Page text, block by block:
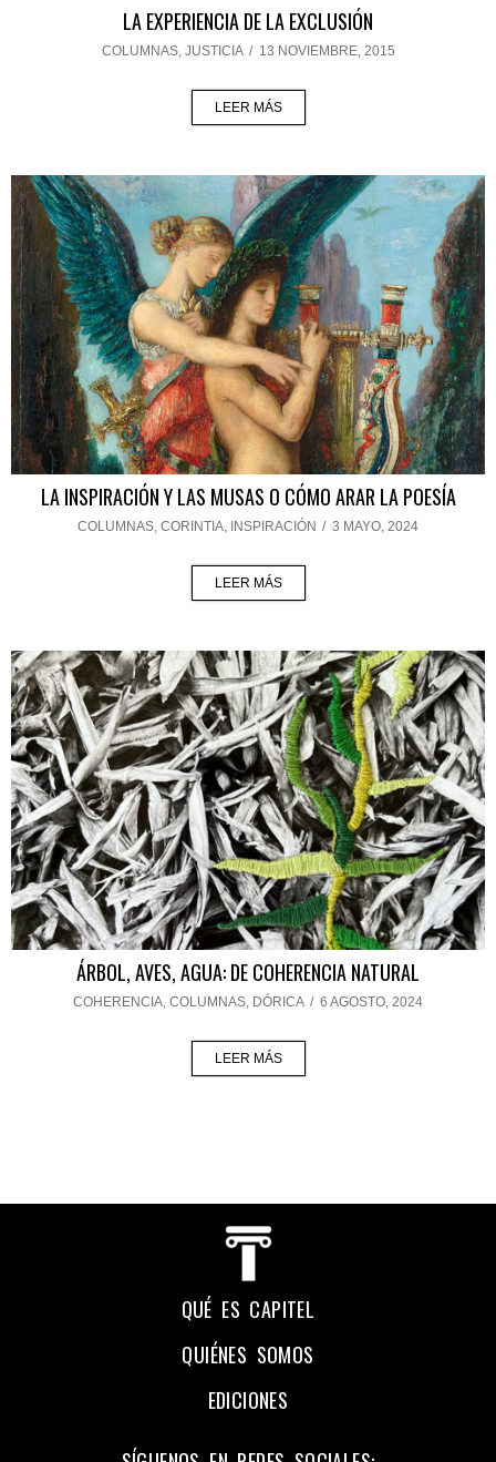
LA EXPERIENCIA DE LA EXCLUSIÓN
COLUMNAS, JUSTICIA / 13 NOVIEMBRE, 2015
LEER MÁS
LA INSPIRACIÓN Y LAS MUSAS O CÓMO ARAR LA POESÍA
COLUMNAS CORINTIA INSPIRACIÓN / 3 MAYO, 2024
LEER MÁS
ÁRBOL, AVES, AGUA: DE COHERENCIA NATURAL
COHERENCIA COLUMNAS DÓRICA / 6 AGOSTO, 2024
LEER MÁS
QUÉ ES CAPITEL
QUIÉNES SOMOS
EDICIONES